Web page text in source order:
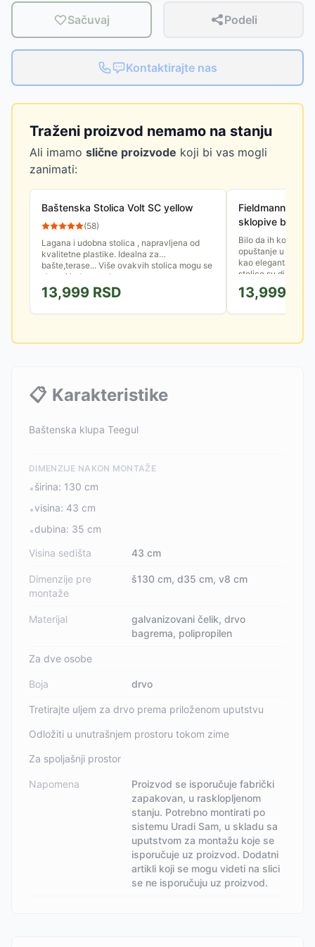
Sačuvaj Podeli
Kontaktirajte nas
Traženi proizvod nemamo na stanju
Ali imamo slične proizvode koji bi vas mogli
zanimati:
Baštenska Stolica Volt SC yellow
(58)
Lagana i udobna stolica , napravljena od
kvalitetne plastike. Idealna za
bašte,terase... Više ovakvih stolica mogu se
slagati jedna na drugu.
13,999 RSD
Fieldmann Set
sklopive
Bilo da ih koristite
opuštanje u
kao elegantan
stolice su
13,999
📋 Karakteristike
Baštenska klupa Teegul
DIMENZIJE NAKON MONTAŽE
•širina: 130 cm
•visina: 43 cm
•dubina: 35 cm
Visina sedišta
43 cm
Dimenzije pre
montaže
š130 cm, d35 cm, v8 cm
Materijal
galvanizovani čelik, drvo
bagrema, polipropilen
Za dve osobe
Boja drvo
Tretirajte uljem za drvo prema priloženom uputstvu
Odložiti u unutrašnjem prostoru tokom zime
Za spoljašnji prostor
Napomena
Proizvod se isporučuje fabrički
zapakovan, u rasklopljenom
stanju. Potrebno montirati po
sistemu Uradi Sam, u skladu sa
uputstvom za montažu koje se
isporučuje uz proizvod. Dodatni
artikli koji se mogu videti na slici
se ne isporučuju uz proizvod.